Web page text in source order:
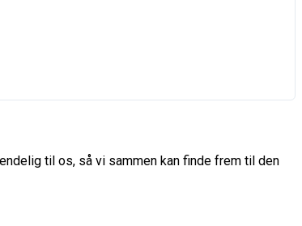
til os, så vi sammen kan finde frem til den